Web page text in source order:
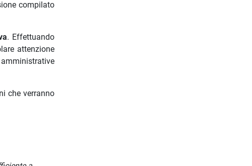
compilato
. Effettuando
attenzione
che verranno